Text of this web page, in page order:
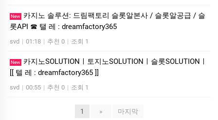
New
카지노 솔루션: 드림팩토리 슬롯알본사 / 슬롯알공급 / 슬
롯API ☎ 탤 레 : dreamfactory365
svd | 01:18 | 추천 0 | 조회 1
New
카­지노SOLUTIONㅣ토지노SOLUTIONㅣ슬롯SOLUTIONㅣ
[[ 텔 레 : dreamfactory365 ]]
svd | 00:55 | 추천 0 | 조회 1
1 » 마지막